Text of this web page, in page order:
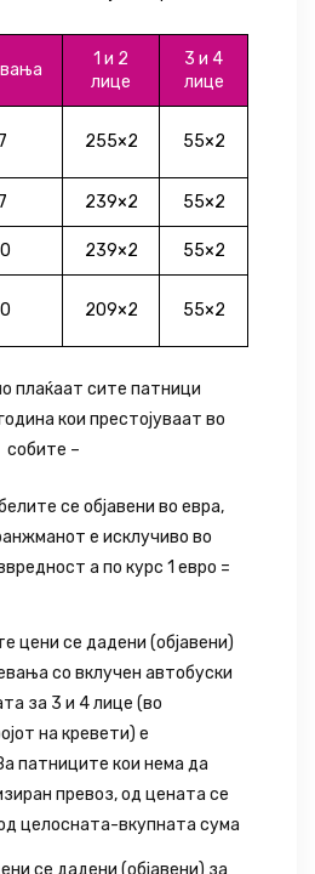
1 и 2
лице
3 и 4
лице
7 255×2 55×2
7 239×2 55×2
239×2 55×2
209×2 55×2
плаќаат сите патници
кои престојуваат во
собите –
се објавени во евра,
е исклучиво во
а по курс 1 евро =
цени се дадени (објавени)
со вклучен автобуски
за 3 и 4 лице (во
на кревети) е
патниците кои нема да
превоз, од цената се
целосната-вкупната сума
се дадени (објавени) за